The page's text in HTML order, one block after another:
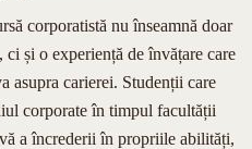
corporatistă nu înseamnă doar
și o experiență de învățare care
asupra carierei. Studenții care
corporate în timpul facultății
a încrederii în propriile abilități,